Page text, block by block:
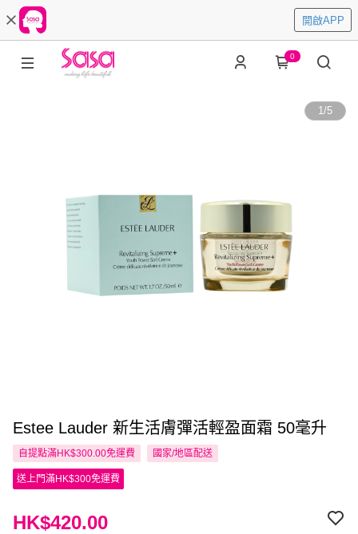
開啟APP
0
1/5
Estee Lauder 新生活膚彈活輕盈面霜 50毫升
自提點滿HK$300.00免運費 國家/地區配送
送上門滿HK$300免運費
HK$420.00